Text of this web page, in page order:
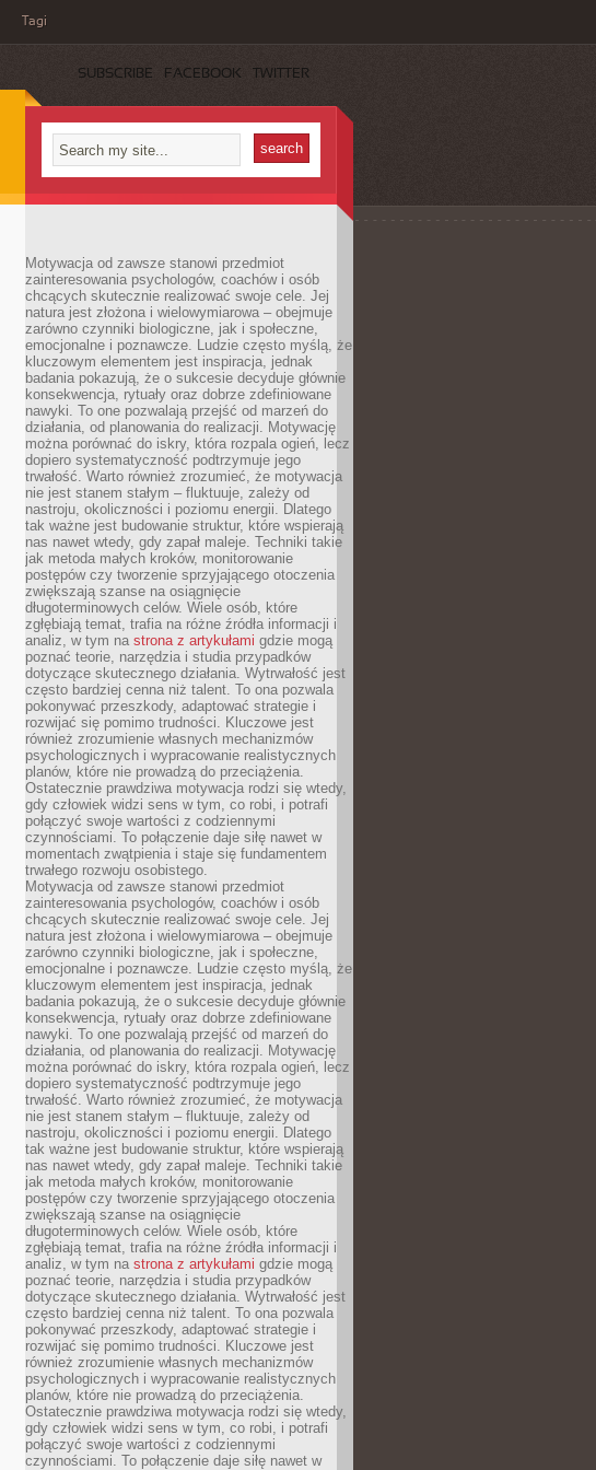
Tagi
SUBSCRIBE FACEBOOK TWITTER
Motywacja od zawsze stanowi przedmiot
zainteresowania psychologów, coachów i osób
chcących skutecznie realizować swoje cele. Jej
natura jest złożona i wielowymiarowa – obejmuje
zarówno czynniki biologiczne, jak i społeczne,
emocjonalne i poznawcze. Ludzie często myślą, że
kluczowym elementem jest inspiracja, jednak
badania pokazują, że o sukcesie decyduje głównie
konsekwencja, rytuały oraz dobrze zdefiniowane
nawyki. To one pozwalają przejść od marzeń do
działania, od planowania do realizacji. Motywację
można porównać do iskry, która rozpala ogień, lecz
dopiero systematyczność podtrzymuje jego
trwałość. Warto również zrozumieć, że motywacja
nie jest stanem stałym – fluktuuje, zależy od
nastroju, okoliczności i poziomu energii. Dlatego
tak ważne jest budowanie struktur, które wspierają
nas nawet wtedy, gdy zapał maleje. Techniki takie
jak metoda małych kroków, monitorowanie
postępów czy tworzenie sprzyjającego otoczenia
zwiększają szanse na osiągnięcie
długoterminowych celów. Wiele osób, które
zgłębiają temat, trafia na różne źródła informacji i
analiz, w tym na strona z artykułami gdzie mogą
poznać teorie, narzędzia i studia przypadków
dotyczące skutecznego działania. Wytrwałość jest
często bardziej cenna niż talent. To ona pozwala
pokonywać przeszkody, adaptować strategie i
rozwijać się pomimo trudności. Kluczowe jest
również zrozumienie własnych mechanizmów
psychologicznych i wypracowanie realistycznych
planów, które nie prowadzą do przeciążenia.
Ostatecznie prawdziwa motywacja rodzi się wtedy,
gdy człowiek widzi sens w tym, co robi, i potrafi
połączyć swoje wartości z codziennymi
czynnościami. To połączenie daje siłę nawet w
momentach zwątpienia i staje się fundamentem
trwałego rozwoju osobistego.
Motywacja od zawsze stanowi przedmiot
zainteresowania psychologów, coachów i osób
chcących skutecznie realizować swoje cele. Jej
natura jest złożona i wielowymiarowa – obejmuje
zarówno czynniki biologiczne, jak i społeczne,
emocjonalne i poznawcze. Ludzie często myślą, że
kluczowym elementem jest inspiracja, jednak
badania pokazują, że o sukcesie decyduje głównie
konsekwencja, rytuały oraz dobrze zdefiniowane
nawyki. To one pozwalają przejść od marzeń do
działania, od planowania do realizacji. Motywację
można porównać do iskry, która rozpala ogień, lecz
dopiero systematyczność podtrzymuje jego
trwałość. Warto również zrozumieć, że motywacja
nie jest stanem stałym – fluktuuje, zależy od
nastroju, okoliczności i poziomu energii. Dlatego
tak ważne jest budowanie struktur, które wspierają
nas nawet wtedy, gdy zapał maleje. Techniki takie
jak metoda małych kroków, monitorowanie
postępów czy tworzenie sprzyjającego otoczenia
zwiększają szanse na osiągnięcie
długoterminowych celów. Wiele osób, które
zgłębiają temat, trafia na różne źródła informacji i
analiz, w tym na strona z artykułami gdzie mogą
poznać teorie, narzędzia i studia przypadków
dotyczące skutecznego działania. Wytrwałość jest
często bardziej cenna niż talent. To ona pozwala
pokonywać przeszkody, adaptować strategie i
rozwijać się pomimo trudności. Kluczowe jest
również zrozumienie własnych mechanizmów
psychologicznych i wypracowanie realistycznych
planów, które nie prowadzą do przeciążenia.
Ostatecznie prawdziwa motywacja rodzi się wtedy,
gdy człowiek widzi sens w tym, co robi, i potrafi
połączyć swoje wartości z codziennymi
czynnościami. To połączenie daje siłę nawet w